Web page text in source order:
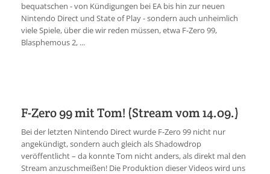
Jobs
Discord
bequatschen - von Kündigungen bei EA bis hin zur neuen
Nintendo Direct und State of Play - sondern auch unheimlich
viele Spiele, über die wir reden müssen, etwa F-Zero 99,
Blasphemous 2, ...
F-Zero 99 mit Tom! (Stream vom 14.09.)
Bei der letzten Nintendo Direct wurde F-Zero 99 nicht nur
angekündigt, sondern auch gleich als Shadowdrop
veröffentlicht – da konnte Tom nicht anders, als direkt mal den
Stream anzuschmeißen! Die Produktion dieser Videos wird uns